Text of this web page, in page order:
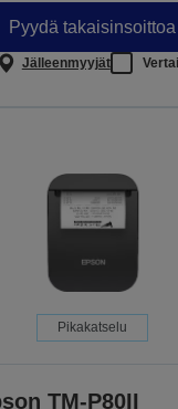
Pyydä takaisinsoittoa
Jälleenmyyjät
Pikakatselu
TM-P80II